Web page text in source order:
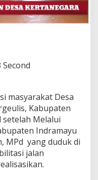
masyarakat Desa
Kabupaten
Melalui
Indramayu
MPd yang duduk di
jalan